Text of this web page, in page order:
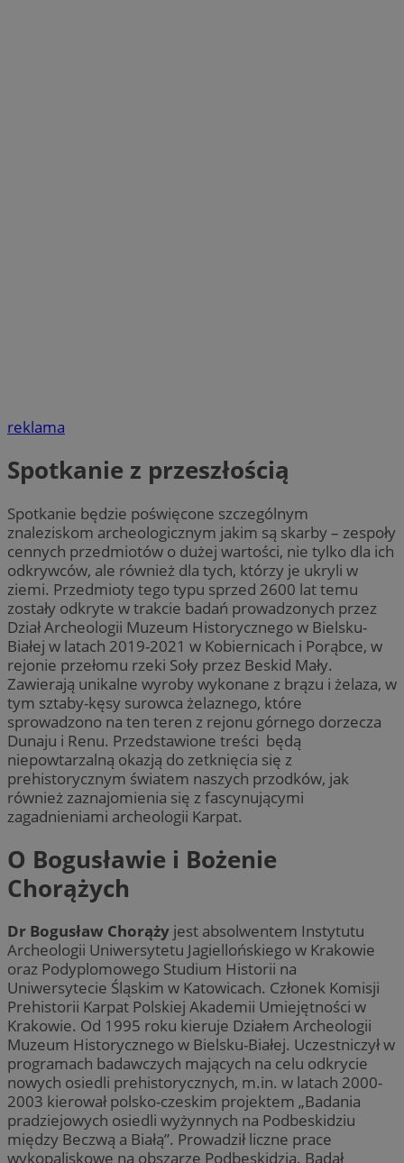
reklama
Spotkanie z przeszłością
Spotkanie będzie poświęcone szczególnym
znaleziskom archeologicznym jakim są skarby – zespoły
cennych przedmiotów o dużej wartości, nie tylko dla ich
odkrywców, ale również dla tych, którzy je ukryli w
ziemi. Przedmioty tego typu sprzed 2600 lat temu
zostały odkryte w trakcie badań prowadzonych przez
Dział Archeologii Muzeum Historycznego w Bielsku-
Białej w latach 2019-2021 w Kobiernicach i Porąbce, w
rejonie przełomu rzeki Soły przez Beskid Mały.
Zawierają unikalne wyroby wykonane z brązu i żelaza, w
tym sztaby-kęsy surowca żelaznego, które
sprowadzono na ten teren z rejonu górnego dorzecza
Dunaju i Renu. Przedstawione treści będą
niepowtarzalną okazją do zetknięcia się z
prehistorycznym światem naszych przodków, jak
również zaznajomienia się z fascynującymi
zagadnieniami archeologii Karpat.
O Bogusławie i Bożenie
Chorążych
Dr Bogusław Chorąży jest absolwentem Instytutu
Archeologii Uniwersytetu Jagiellońskiego w Krakowie
oraz Podyplomowego Studium Historii na
Uniwersytecie Śląskim w Katowicach. Członek Komisji
Prehistorii Karpat Polskiej Akademii Umiejętności w
Krakowie. Od 1995 roku kieruje Działem Archeologii
Muzeum Historycznego w Bielsku-Białej. Uczestniczył w
programach badawczych mających na celu odkrycie
nowych osiedli prehistorycznych, m.in. w latach 2000-
2003 kierował polsko-czeskim projektem „Badania
pradziejowych osiedli wyżynnych na Podbeskidziu
między Beczwą a Białą”. Prowadził liczne prace
wykopaliskowe na obszarze Podbeskidzia. Badał